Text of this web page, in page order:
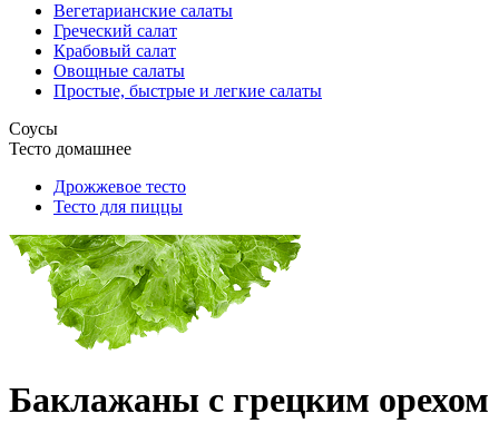
Вегетарианские салаты
Греческий салат
Крабовый салат
Овощные салаты
Простые, быстрые и легкие салаты
Соусы
Тесто домашнее
Дрожжевое тесто
Тесто для пиццы
Баклажаны с грецким орехом